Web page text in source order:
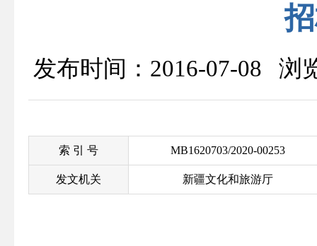
发布时间：2016-07-08 浏
索 引 号 MB1620703/2020-00253
发文机关 新疆文化和旅游厅